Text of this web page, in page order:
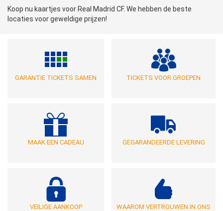
Koop nu kaartjes voor Real Madrid CF. We hebben de beste
locaties voor geweldige prijzen!
GARANTIE TICKETS SAMEN TICKETS VOOR GROEPEN
MAAK EEN CADEAU GEGARANDEERDE LEVERING
VEILIGE AANKOOP WAAROM VERTROUWEN IN ONS